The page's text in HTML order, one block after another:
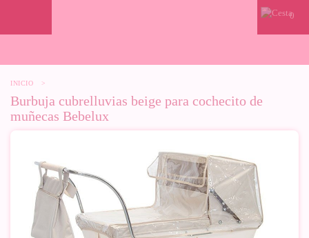
0
INICIO >
Burbuja cubrelluvias beige para cochecito de
muñecas Bebelux